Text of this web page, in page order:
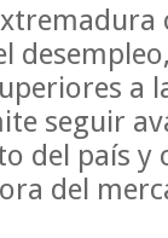
a
seguir
del país
del